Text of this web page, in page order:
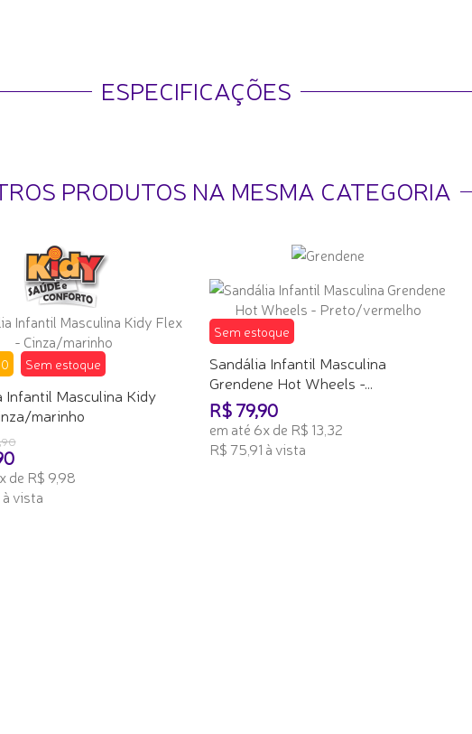
ESPECIFICAÇÕES
PRODUTOS NA MESMA CATEGORIA
Sem estoque
Infantil Masculina Kidy
marinho
de R$ 9,98
à vista
Sem estoque
Sandália Infantil Masculina
Grendene Hot Wheels -...
R$ 79,90
em até 6x de R$ 13,32
R$ 75,91 à vista